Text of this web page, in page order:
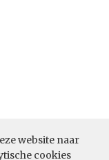
website naar
cookies
(05-03-2026)